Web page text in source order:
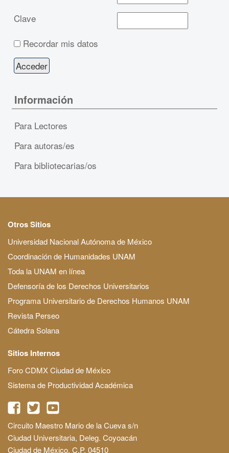
Clave
Recordar mis datos
Información
Para Lectores
Para autoras/es
Para bibliotecarias/os
Otros Sitios
Universidad Nacional Autónoma de México
Coordinación de Humanidades UNAM
Toda la UNAM en línea
Defensoría de los Derechos Universitarios
Programa Universitario de Derechos Humanos UNAM
Revista Perseo
Cátedra Solana
Sitios Internos
Foro CDMX Ciudad de México
Sistema de Productividad Académica
Circuito Maestro Mario de la Cueva s/n
Ciudad Universitaria, Deleg. Coyoacán
Ciudad de México, C.P. 04510